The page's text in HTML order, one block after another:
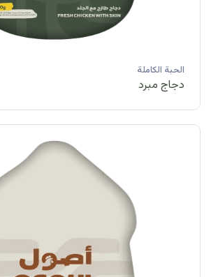
الحبة الكاملة
دجاج مبرد